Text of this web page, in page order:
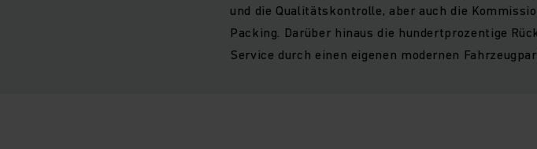
und die Qualitätskontrolle, aber auch die
Packing. Darüber hinaus die hundertprozentige
Service durch einen eigenen modernen